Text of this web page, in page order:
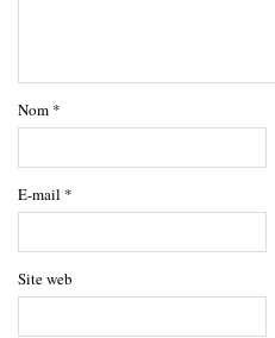
Nom *
E-mail *
Site web